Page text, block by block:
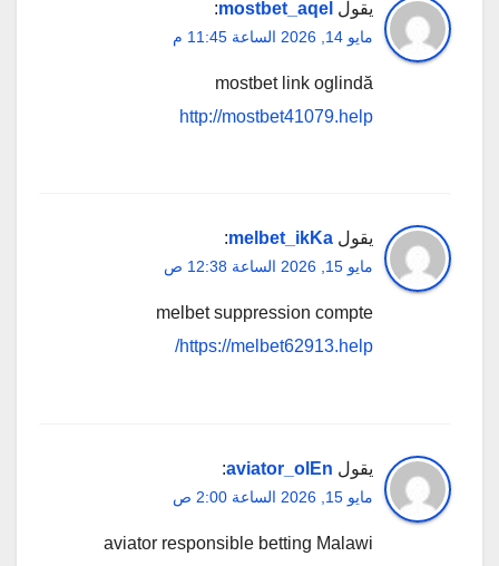
يقول mostbet_aqel
:
مايو 14, 2026 الساعة 11:45 م
mostbet link oglindă
http://mostbet41079.help
يقول melbet_ikKa
:
مايو 15, 2026 الساعة 12:38 ص
melbet suppression compte
https://melbet62913.help/
يقول aviator_olEn
:
مايو 15, 2026 الساعة 2:00 ص
aviator responsible betting Malawi